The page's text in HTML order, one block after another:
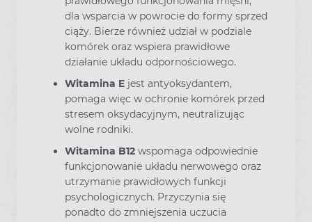
dla wsparcia w powrocie do formy sprzed
ciąży. Bierze również udział w podziale
komórek oraz wspiera prawidłowe
działanie układu odpornościowego.
Witamina E jest antyoksydantem,
pomaga więc w ochronie komórek przed
stresem oksydacyjnym, neutralizując
wolne rodniki.
Witamina B12 wspomaga odpowiednie
funkcjonowanie układu nerwowego oraz
utrzymanie prawidłowych funkcji
psychologicznych. Przyczynia się
ponadto do zmniejszenia uczucia